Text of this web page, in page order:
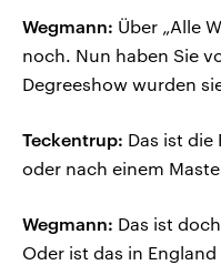
Wegmann: Über „Alle
noch. Nun haben Sie
Degreeshow wurden
Teckentrup: Das ist die
oder nach einem
Wegmann: Das ist
Oder ist das in